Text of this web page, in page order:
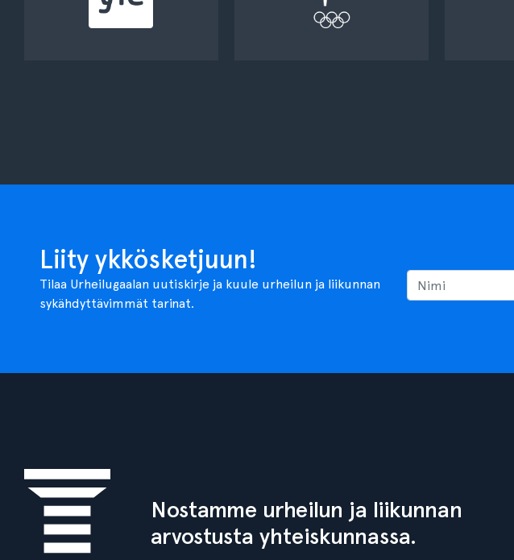
Liity ykkösketjuun!
Tilaa Urheilugaalan uutiskirje ja kuule urheilun ja liikunnan
sykähdyttävimmät tarinat.
Nostamme urheilun ja liikunnan
arvostusta yhteiskunnassa.